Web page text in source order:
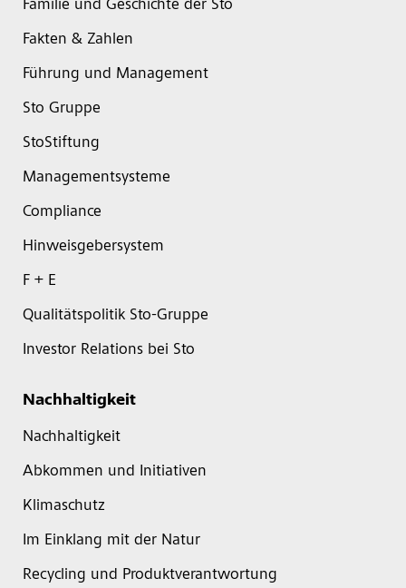
Familie und Geschichte der Sto
Fakten & Zahlen
Führung und Management
Sto Gruppe
StoStiftung
Managementsysteme
Compliance
Hinweisgebersystem
F + E
Qualitätspolitik Sto-Gruppe
Investor Relations bei Sto
Nachhaltigkeit
Nachhaltigkeit
Abkommen und Initiativen
Klimaschutz
Im Einklang mit der Natur
Recycling und Produktverantwortung